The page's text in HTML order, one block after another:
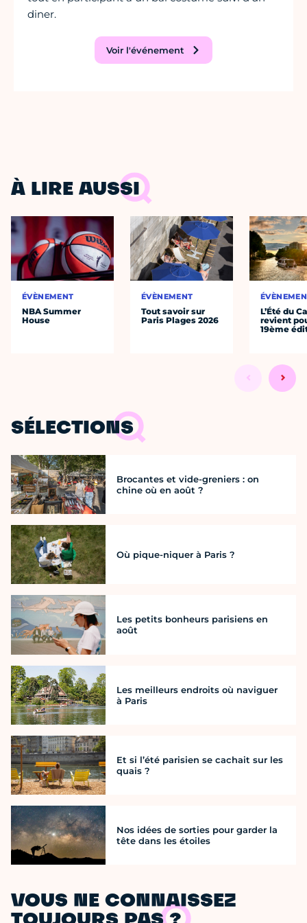
diner.
Voir l'événement
À LIRE AUSSI
ÉVÈNEMENT
NBA Summer
House
ÉVÈNEMENT
Tout savoir sur
Paris Plages 2026
L’Été du
revient
19ème
SÉLECTIONS
Brocantes et vide-greniers : on
chine où en août ?
Où pique-niquer à Paris ?
Les petits bonheurs parisiens en
août
Les meilleurs endroits où naviguer
à Paris
Et si l’été parisien se cachait sur les
quais ?
Nos idées de sorties pour garder la
tête dans les étoiles
VOUS NE CONNAISSEZ